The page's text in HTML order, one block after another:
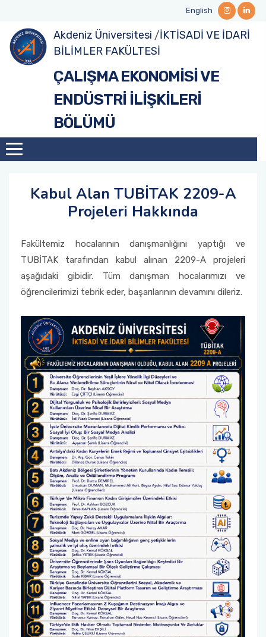
English
Akdeniz Üniversitesi /İKTİSADİ VE İDARİ
BİLİMLER FAKÜLTESİ
ÇALIŞMA EKONOMİSİ VE
ENDÜSTRİ İLİŞKİLERİ
BÖLÜMÜ
Kabul Alan TUBİTAK 2209-A
Projeleri Hakkında
Fakültemiz hocalarının danışmanlığını yaptığı ve
TUBİTAK tarafından kabul alınan 2209-A projeleri
aşağıdaki gibidir. Tüm danışman hocalarımızı ve
öğrencilerimizi tebrik eder, başarılarının devamını dileriz.
Hakkımızda
Bölüm Danışma Kurulu
Akademik Personel
İdari Personel
Lisans
Ders Programları
Sınav Programları
Öğrenci Danışmanları
Formlar
Lisansüstü
Yüksek Lisans
Lisansüstü Ders Programları
Lisansüstü Sınav Programları
Tezli Yüksek Lisans Formları
Doktora Formları
Erasmus+ ve Diğer Değişim Programları
Bölüm Koordinatörlüğü
Seminerler
Uluslararası Faaliyetler
Kariyer Geliştirme
TDP (Toplumsal Duyarlılık ve Katkı)